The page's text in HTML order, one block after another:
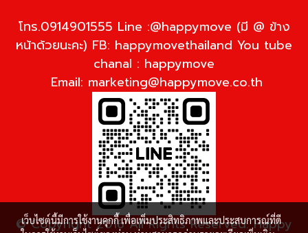
โทร.0914901555 Line :@happymove (มี @ ข้าง
หน้าด้วยนะคะ) FB: happymovethailand You tube
chanal : happymove
Email: marketing@happymove.co.th
© Copyright 2016 All Rights Reserved. Happy
เว็บไซต์นี้มีการใช้งานคุกกี้ เพื่อเพิ่มประสิทธิภาพและประสบการณ์ที่ดี